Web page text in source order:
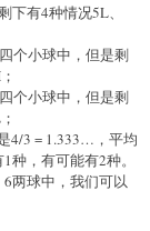
有4种情况5L、
个小球中，但是剩
个小球中，但是剩
4/3 = 1.333…，平均
，有可能有2种。
两球中，我们可以